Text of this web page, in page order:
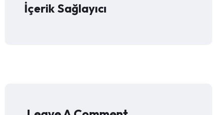
İçerik Sağlayıcı